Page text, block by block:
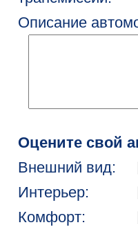
Описание
Оцените свой
Внешний вид:
Интерьер:
Комфорт: